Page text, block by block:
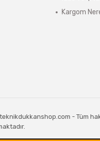
Kargom
- Tüm